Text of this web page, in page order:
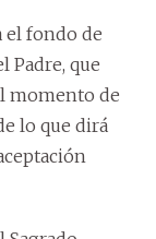
el fondo de
Padre, que
momento de
lo que dirá